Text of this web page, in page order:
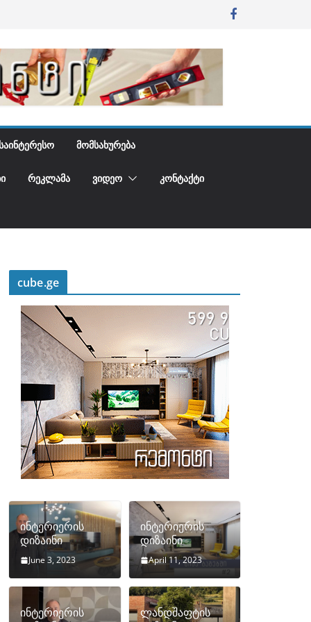
ᲡᲐᲘᲜᲢᲔᲠᲔᲡᲝ ᲛᲝᲛᲡᲐᲮᲣᲠᲔᲑᲐ
ᲠᲔᲙᲚᲐᲛᲐ ᲕᲘᲓᲔᲝ ᲙᲝᲜᲢᲐᲥᲢᲘ
cube.ge
ინტერიერის
დიზაინი
June 3, 2023
ინტერიერის
დიზაინი
April 11, 2023
ინტერიერის
ლანდშაფტის